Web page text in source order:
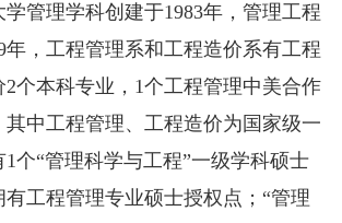
理学科创建于1983年，管理工程
年，工程管理系和工程造价系有工程
个本科专业，1个工程管理中美合作
其中工程管理、工程造价为国家级一
个“管理科学与工程”一级学科硕士
工程管理专业硕士授权点；“管理